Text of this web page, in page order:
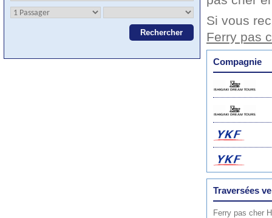
Si vous
Ferry pas
Compagnie
Traversées
Ferry pas cher